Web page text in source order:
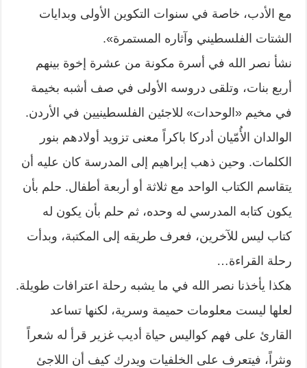
مع الأدب، خاصة في سنوات التكوين الأولى وبدايات
الشتات الفلسطيني وآثاره المستمرة».
نشأ نصر الله في أسرة مكونة من عشرة إخوة بينهم
أربع بنات، وتلقى دروسه الأولى في صف أشبه بخيمة
في مخيم «الوحدات» للاجئين الفلسطينيين في الأردن.
الوالدان الأُمّيان أدركا باكراً معنى تزويد أولادهم بنور
الكلمات. وحين ذهب إبراهيم إلى المدرسة كان عليه أن
يتقاسم الكتاب الواحد مع ثلاثة أو أربعة أطفال. حلم بأن
يكون كتابه المدرسي له وحده، ثم حلم بأن يكون له
كتاب ليس للآخرين، فعرف طريقه إلى المكتبة، وبدأت
رحلة القراءة…
هكذا يأخذنا نصر الله في ما يشبه رحلة اعترافات طويلة.
لعلها ليست معلومات حميمة وسرية، لكنها تساعد
القارئ على فهم كواليس حياة أديب غزير قرأ له شعراً
ونثراً، فيتعرف على الخلفيات ويدرك كيف أن اللاجئ